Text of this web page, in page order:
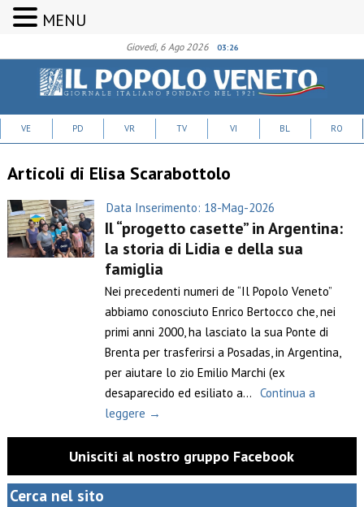
Giovedì, 6 Ago 2026 03:26
VE PD VR TV VI BL RO
Articoli di Elisa Scarabottolo
Data Inserimento: 18-Mag-2026
Il “progetto casette” in Argentina:
la storia di Lidia e della sua
famiglia
Nei precedenti numeri de “Il Popolo Veneto”
abbiamo conosciuto Enrico Bertocco che, nei
primi anni 2000, ha lasciato la sua Ponte di
Brenta per trasferirsi a Posadas, in Argentina,
per aiutare lo zio Emilio Marchi (ex
desaparecido ed esiliato a... Continua a
leggere →
Unisciti al nostro gruppo Facebook
Cerca nel sito
MENU